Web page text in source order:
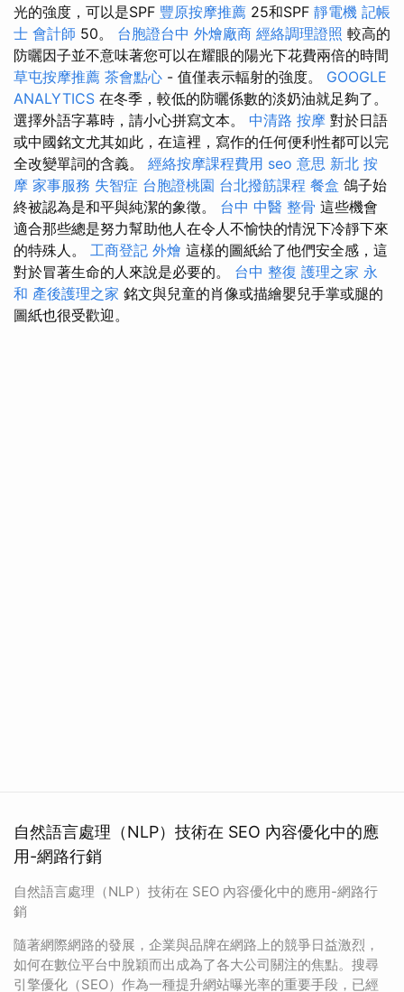
光的強度，可以是SPF 豐原按摩推薦 25和SPF 靜電機 記帳
士 會計師 50。 台胞證台中 外燴廠商 經絡調理證照 較高的
防曬因子並不意味著您可以在耀眼的陽光下花費兩倍的時間
草屯按摩推薦 茶會點心 - 值僅表示輻射的強度。 GOOGLE
ANALYTICS 在冬季，較低的防曬係數的淡奶油就足夠了。
選擇外語字幕時，請小心拼寫文本。 中清路 按摩 對於日語
或中國銘文尤其如此，在這裡，寫作的任何便利性都可以完
全改變單詞的含義。 經絡按摩課程費用 seo 意思 新北 按
摩 家事服務 失智症 台胞證桃園 台北撥筋課程 餐盒 鴿子始
終被認為是和平與純潔的象徵。 台中 中醫 整骨 這些機會
適合那些總是努力幫助他人在令人不愉快的情況下冷靜下來
的特殊人。 工商登記 外燴 這樣的圖紙給了他們安全感，這
對於冒著生命的人來說是必要的。 台中 整復 護理之家 永
和 產後護理之家 銘文與兒童的肖像或描繪嬰兒手掌或腿的
圖紙也很受歡迎。
自然語言處理（NLP）技術在 SEO 內容優化中的應
用-網路行銷
自然語言處理（NLP）技術在 SEO 內容優化中的應用-網路行
銷
隨著網際網路的發展，企業與品牌在網路上的競爭日益激烈，
如何在數位平台中脫穎而出成為了各大公司關注的焦點。搜尋
引擎優化（SEO）作為一種提升網站曝光率的重要手段，已經